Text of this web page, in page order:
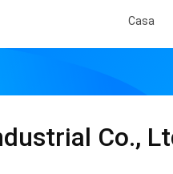
Casa
Co.,